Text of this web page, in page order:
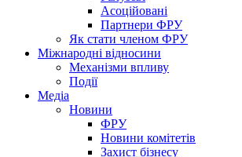
Асоційовані
Партнери ФРУ
Як стати членом ФРУ
Міжнародні відносини
Механізми впливу
Події
Медіа
Новини
ФРУ
Новини комітетів
Захист бізнесу